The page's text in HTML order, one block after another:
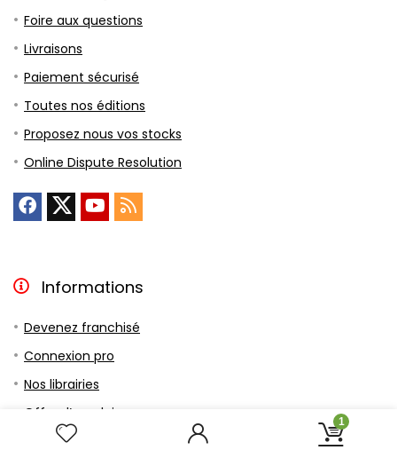
1
Foire aux questions
Livraisons
Paiement sécurisé
Toutes nos éditions
Proposez nous vos stocks
Online Dispute Resolution
Informations
Devenez franchisé
Connexion pro
Nos librairies
Offre d’emploi
Nos concepts